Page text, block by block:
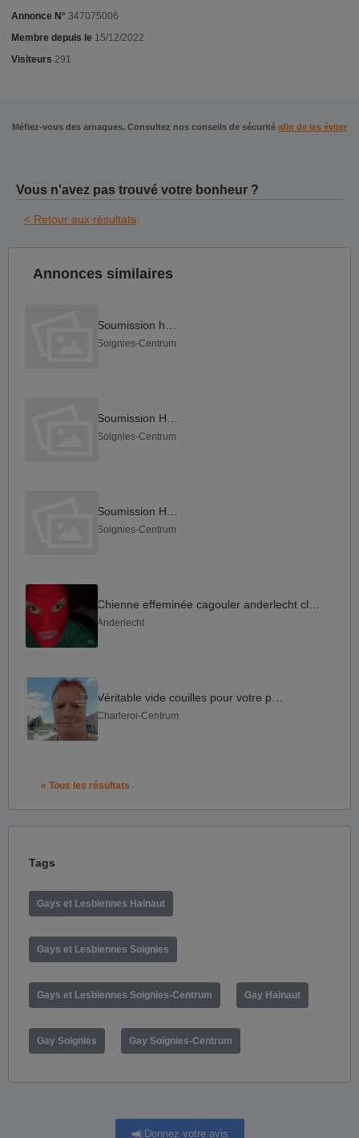
Annonce N° 347075006
Membre depuis le 15/12/2022
Visiteurs 291
Méfiez-vous des arnaques. Consultez nos conseils de sécurité afin de les éviter
Vous n'avez pas trouvé votre bonheur ?
< Retour aux résultats
Annonces similaires
Soignies-Centrum
Soignies-Centrum
Soignies-Centrum
Anderlecht
Charleroi-Centrum
« Tous les résultats
Tags
Gays et Lesbiennes Hainaut
Gays et Lesbiennes Soignies
Gays et Lesbiennes Soignies-Centrum Gay Hainaut
Gay Soignies Gay Soignies-Centrum
Donnez votre avis